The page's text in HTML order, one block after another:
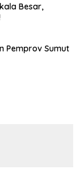
Besar,
Pemprov Sumut